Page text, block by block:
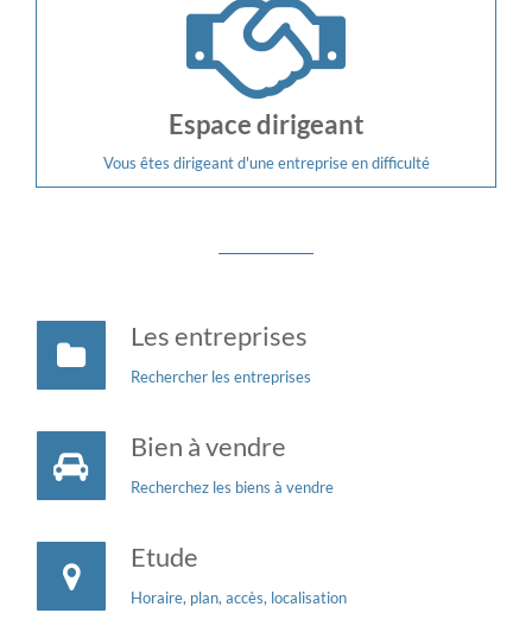
Espace dirigeant
Vous êtes dirigeant d'une entreprise en difficulté
Les entreprises
Rechercher les entreprises
Bien à vendre
Recherchez les biens à vendre
Etude
Horaire, plan, accès, localisation